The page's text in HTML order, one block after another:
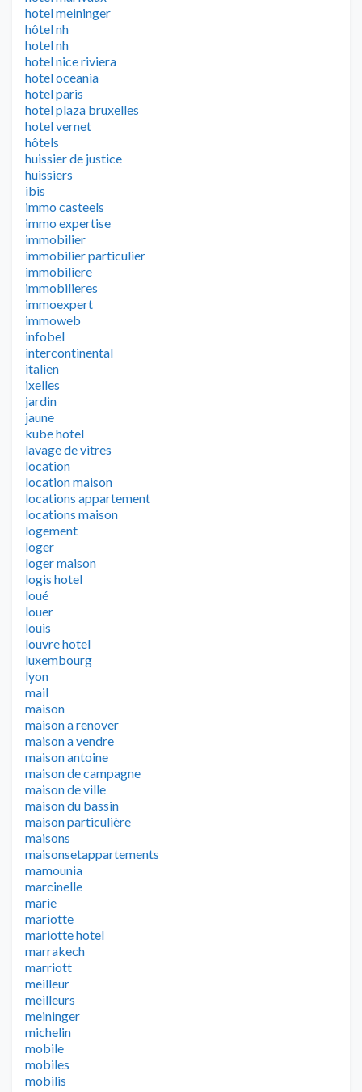
hotel meininger
hôtel nh
hotel nh
hotel nice riviera
hotel oceania
hotel paris
hotel plaza bruxelles
hotel vernet
hôtels
huissier de justice
huissiers
ibis
immo casteels
immo expertise
immobilier
immobilier particulier
immobiliere
immobilieres
immoexpert
immoweb
infobel
intercontinental
italien
ixelles
jardin
jaune
kube hotel
lavage de vitres
location
location maison
locations appartement
locations maison
logement
loger
loger maison
logis hotel
loué
louer
louis
louvre hotel
luxembourg
lyon
mail
maison
maison a renover
maison a vendre
maison antoine
maison de campagne
maison de ville
maison du bassin
maison particulière
maisons
maisonsetappartements
mamounia
marcinelle
marie
mariotte
mariotte hotel
marrakech
marriott
meilleur
meilleurs
meininger
michelin
mobile
mobiles
mobilis